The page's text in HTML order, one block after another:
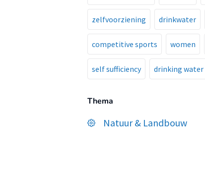
zelfvoorziening drinkwater
competitive sports women
self sufficiency drinking water
Thema
Natuur & Landbouw